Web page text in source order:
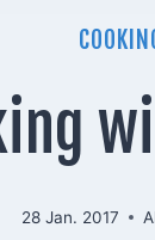
28 Jan. 2017